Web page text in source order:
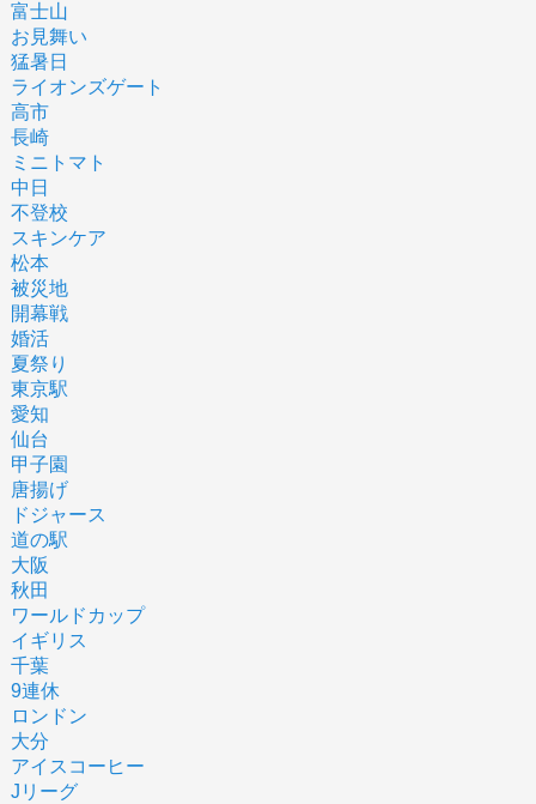
富士山
お見舞い
猛暑日
ライオンズゲート
高市
長崎
ミニトマト
中日
不登校
スキンケア
松本
被災地
開幕戦
婚活
夏祭り
東京駅
愛知
仙台
甲子園
唐揚げ
ドジャース
道の駅
大阪
秋田
ワールドカップ
イギリス
千葉
9連休
ロンドン
大分
アイスコーヒー
Jリーグ